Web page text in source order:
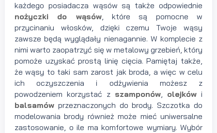
każdego posiadacza wąsów są także odpowiednie
nożyczki do wąsów, które są pomocne w
przycinaniu włosków, dzięki czemu Twoje wąsy
zawsze będą wyglądały nienagannie. W komplecie z
nimi warto zaopatrzyć się w metalowy grzebień, który
pomoże uzyskać prostą linię cięcia. Pamiętaj także,
że wąsy to taki sam zarost jak broda, a więc w celu
ich oczyszczenia i odżywienia możesz z
powodzeniem korzystać z szamponów, olejków i
balsamów przeznaczonych do brody. Szczotka do
modelowania brody również może mieć uniwersalne
zastosowanie, o ile ma komfortowe wymiary. Wybór